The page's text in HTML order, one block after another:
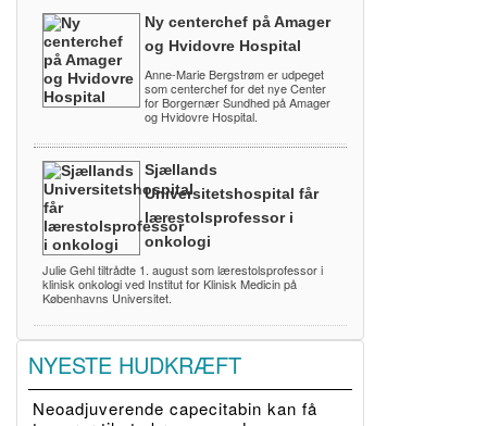
Ny centerchef på Amager
og Hvidovre Hospital
Anne-Marie Bergstrøm er udpeget
som centerchef for det nye Center
for Borgernær Sundhed på Amager
og Hvidovre Hospital.
Sjællands
Universitetshospital får
lærestolsprofessor i
onkologi
Julie Gehl tiltrådte 1. august som lærestolsprofessor i
klinisk onkologi ved Institut for Klinisk Medicin på
Københavns Universitet.
NYESTE HUDKRÆFT
Neoadjuverende capecitabin kan få